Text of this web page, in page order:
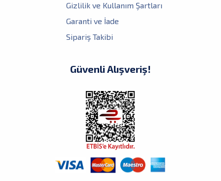
Gizlilik ve Kullanım Şartları
Garanti ve İade
Sipariş Takibi
Güvenli Alışveriş!